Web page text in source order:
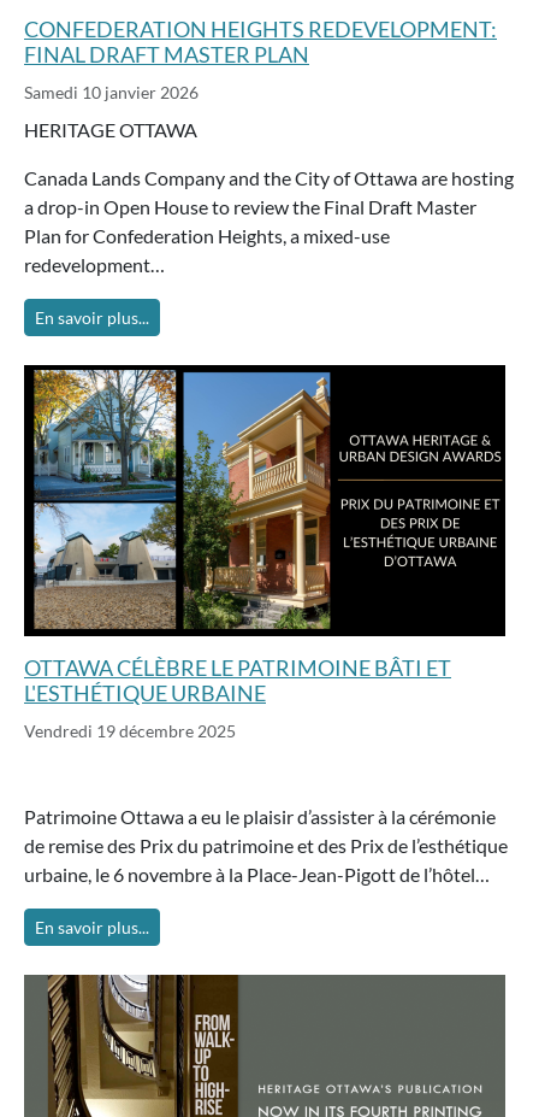
CONFEDERATION HEIGHTS REDEVELOPMENT:
FINAL DRAFT MASTER PLAN
Samedi 10 janvier 2026
HERITAGE OTTAWA
Canada Lands Company and the City of Ottawa are hosting
a drop-in Open House to review the Final Draft Master
Plan for Confederation Heights, a mixed-use
redevelopment…
En savoir plus...
OTTAWA CÉLÈBRE LE PATRIMOINE BÂTI ET
L'ESTHÉTIQUE URBAINE
Vendredi 19 décembre 2025
Patrimoine Ottawa a eu le plaisir d’assister à la cérémonie
de remise des Prix du patrimoine et des Prix de l’esthétique
urbaine, le 6 novembre à la Place-Jean-Pigott de l’hôtel…
En savoir plus...